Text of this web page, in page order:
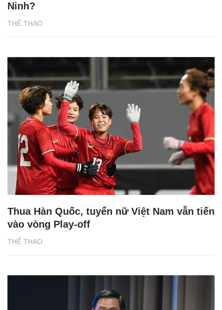
THỂ THAO
Ninh?
THỂ THAO
Thua Hàn Quốc, tuyển nữ Việt Nam vẫn tiến
vào vòng Play-off